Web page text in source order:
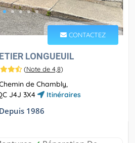
CONTACTEZ
LONGUEUIL
(Note de 4,8)
de Chambly,
J4J 3X4
Itinéraires
Depuis 1986